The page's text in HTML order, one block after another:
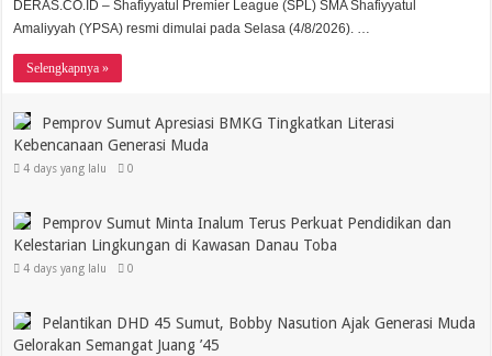
DERAS.CO.ID – Shafiyyatul Premier League (SPL) SMA Shafiyyatul
Amaliyyah (YPSA) resmi dimulai pada Selasa (4/8/2026). …
Selengkapnya »
Pemprov Sumut Apresiasi BMKG Tingkatkan Literasi
Kebencanaan Generasi Muda
4 days yang lalu 0
Pemprov Sumut Minta Inalum Terus Perkuat Pendidikan dan
Kelestarian Lingkungan di Kawasan Danau Toba
4 days yang lalu 0
Pelantikan DHD 45 Sumut, Bobby Nasution Ajak Generasi Muda
Gelorakan Semangat Juang ’45